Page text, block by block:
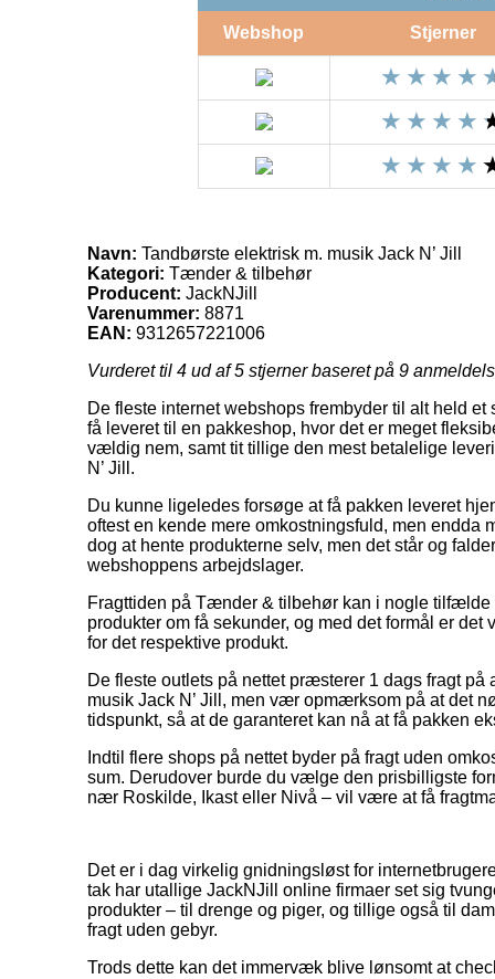
Webshop Stjerner
Navn: Tandbørste elektrisk m. musik Jack N’ Jill
Kategori: Tænder & tilbehør
Producent: JackNJill
Varenummer: 8871
EAN: 9312657221006
Vurderet til 4 ud af 5 stjerner baseret på 9
De fleste internet webshops frembyder til alt held
få leveret til en pakkeshop, hvor det er meget
vældig nem, samt tit tillige den mest betalelige
N’ Jill.
Du kunne ligeledes forsøge at få pakken leveret
oftest en kende mere omkostningsfuld, men endda
dog at hente produkterne selv, men det står og
webshoppens arbejdslager.
Fragttiden på Tænder & tilbehør kan i nogle
produkter om få sekunder, og med det formål er
for det respektive produkt.
De fleste outlets på nettet præsterer 1 dags fragt
musik Jack N’ Jill, men vær opmærksom på at det
tidspunkt, så at de garanteret kan nå at få pakken
Indtil flere shops på nettet byder på fragt uden
sum. Derudover burde du vælge den prisbilligste
nær Roskilde, Ikast eller Nivå – vil være at få
Det er i dag virkelig gnidningsløst for
tak har utallige JackNJill online firmaer set sig
produkter – til drenge og piger, og tillige også til
fragt uden gebyr.
Trods dette kan det immervæk blive lønsomt at